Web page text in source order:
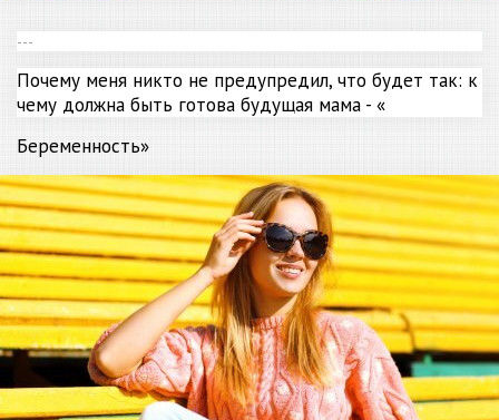
---
Почему меня никто не предупредил, что будет так: к
чему должна быть готова будущая мама - «
Беременность»